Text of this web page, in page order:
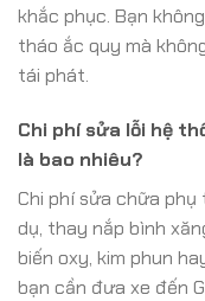
khắc phục. Bạn
tháo ắc quy mà
tái phát.
Chi phí sửa lỗi hệ
là bao nhiêu?
Chi phí sửa chữa phụ
dụ, thay nắp bình
biến oxy, kim phun
bạn cần đưa xe đến